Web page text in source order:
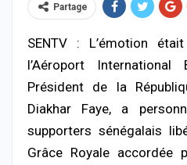
Partage
SENTV : L’émotion
l’Aéroport International
Président de la
Diakhar Faye, a
supporters sénégalais
Grâce Royale accordée